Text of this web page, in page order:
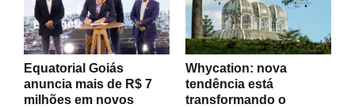
Equatorial Goiás
anuncia mais de R$ 7
milhões em novos
Whycation: nova
tendência está
transformando o